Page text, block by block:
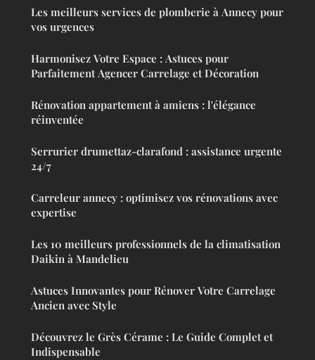
Les meilleurs services de plomberie à Annecy pour
vos urgences
Harmonisez Votre Espace : Astuces pour
Parfaitement Agencer Carrelage et Décoration
Rénovation appartement à amiens : l'élégance
réinventée
Serrurier drumettaz-clarafond : assistance urgente
24/7
Carreleur annecy : optimisez vos rénovations avec
expertise
Les 10 meilleurs professionnels de la climatisation
Daikin à Mandelieu
Astuces Innovantes pour Rénover Votre Carrelage
Ancien avec Style
Découvrez le Grès Cérame : Le Guide Complet et
Indispensable